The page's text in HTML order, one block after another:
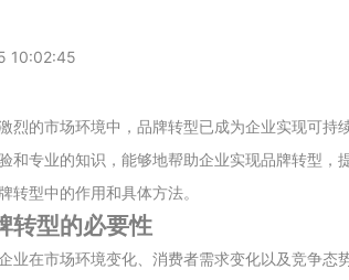
10:02:45
烈的市场环境中，品牌转型已成为企业实现可持
和专业的知识，能够地帮助企业实现品牌转型，
转型中的作用和具体方法。
转型的必要性
业在市场环境变化、消费者需求变化以及竞争态